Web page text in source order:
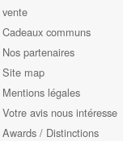
vente
Cadeaux communs
Nos partenaires
Site map
Mentions légales
Votre avis nous intéresse
Awards / Distinctions